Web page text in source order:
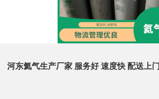
河东氦气生产厂家 服务好 速度快 配送上门